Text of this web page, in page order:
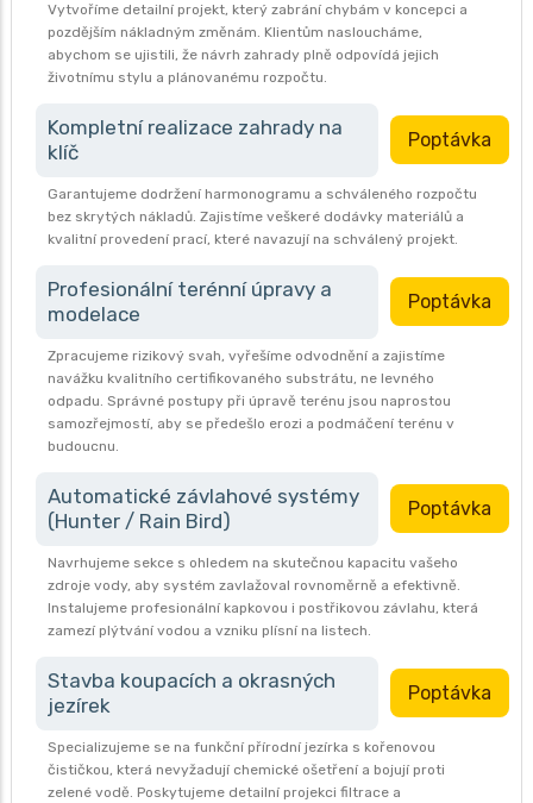
Vytvoříme detailní projekt, který zabrání chybám v koncepci a
pozdějším nákladným změnám. Klientům nasloucháme,
abychom se ujistili, že návrh zahrady plně odpovídá jejich
životnímu stylu a plánovanému rozpočtu.
Kompletní realizace zahrady na
klíč
Poptávka
Garantujeme dodržení harmonogramu a schváleného rozpočtu
bez skrytých nákladů. Zajistíme veškeré dodávky materiálů a
kvalitní provedení prací, které navazují na schválený projekt.
Profesionální terénní úpravy a
modelace
Poptávka
Zpracujeme rizikový svah, vyřešíme odvodnění a zajistíme
navážku kvalitního certifikovaného substrátu, ne levného
odpadu. Správné postupy při úpravě terénu jsou naprostou
samozřejmostí, aby se předešlo erozi a podmáčení terénu v
budoucnu.
Automatické závlahové systémy
(Hunter / Rain Bird)
Poptávka
Navrhujeme sekce s ohledem na skutečnou kapacitu vašeho
zdroje vody, aby systém zavlažoval rovnoměrně a efektivně.
Instalujeme profesionální kapkovou i postřikovou závlahu, která
zamezí plýtvání vodou a vzniku plísní na listech.
Stavba koupacích a okrasných
jezírek
Poptávka
Specializujeme se na funkční přírodní jezírka s kořenovou
čističkou, která nevyžadují chemické ošetření a bojují proti
zelené vodě. Poskytujeme detailní projekci filtrace a